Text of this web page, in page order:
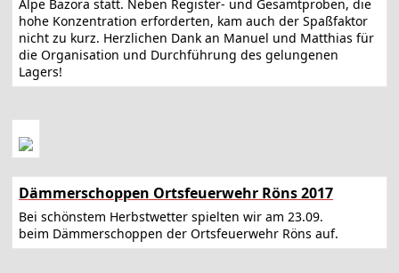
Alpe Bazora statt. Neben Register- und Gesamtproben, die
hohe Konzentration erforderten, kam auch der Spaßfaktor
nicht zu kurz. Herzlichen Dank an Manuel und Matthias für
die Organisation und Durchführung des gelungenen
Lagers!
Dämmerschoppen Ortsfeuerwehr Röns 2017
Bei schönstem Herbstwetter spielten wir am 23.09.
beim Dämmerschoppen der Ortsfeuerwehr Röns auf.